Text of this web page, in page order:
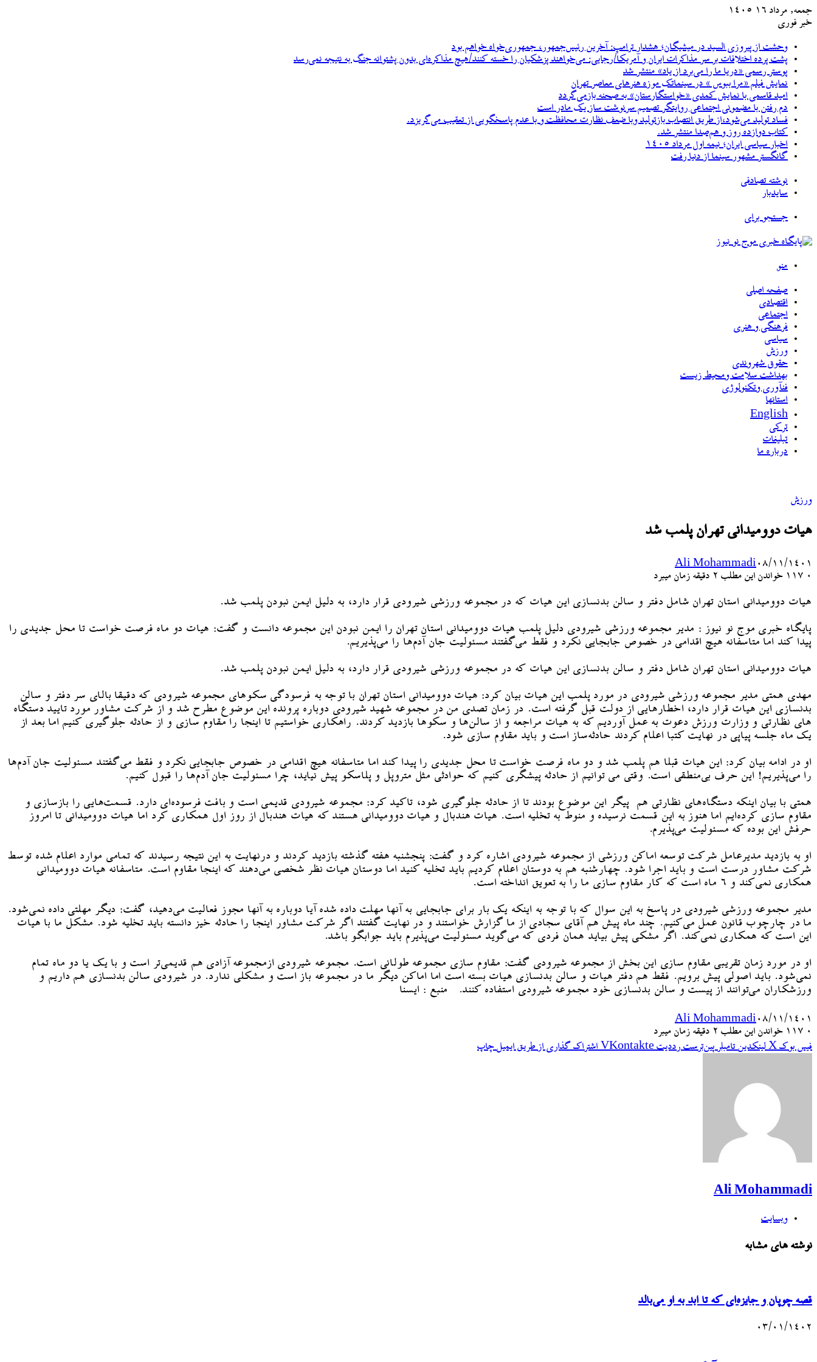
جمعه, مرداد ۱۶ ۱۴۰۵
خبر فوری
وحشت از پیروزی السید در میشیگان؛ هشدار ترامپ: آخرین رئیس‌جمهور، جمهوری‌خواه خواهم بود
پشت پرده اختلافات بر سر مذاکرات ایران و آمریکا/رجایی: می‌خواهند پزشکیان را خسته کنند/هیچ مذاکره‌ای بدون پشتوانه جنگ به نتیجه نمی‌رسد
پوستر رسمی «دریا ما را می‌برد از یاد» منتشر شد
نمایش فیلم «مرا ببوس » در سینماتک موزه هنرهای معاصر تهران
امید قاسمی با نمایش کمدی «خواستگارستان» به صحنه بازمی‌گردد
دم رفتن با مضمونی اجتماعی روایتگر تصمیم سرنوشت ساز یک مادر است
فساد تولید می‌شود،از طریق انتصاب بازتولید وبا ضعف نظارت محافظت و با عدم پاسخگویی از تعقیب می‌گریزد.
کتاب دوازده روز و هم‌صدا منتشر شد.
اخبار سیاسی ایران؛ نیمه اول مرداد ۱۴۰۵
گانگستر مشهور سینما از دنیا رفت
نوشته تصادفی
سایدبار
جستجو برای
منو
صفحه اصلی
اقتصادی
اجتماعی
فرهنگی و هنری
سیاسی
ورزش
حقوق شهروندی
بهداشت سلامت ومحیط زیست
فنآوری وتکنولوژی
استانها
English
ترکی
تبلیغات
درباره ما
ورزش
هیات دوومیدانی تهران پلمب شد
Ali Mohammadi۰۸/۱۱/۱۴۰۱
۰
خواندن این مطلب 2 دقیقه زمان میبرد
هیات دوومیدانی استان تهران شامل دفتر و سالن بدنسازی این هیات که در مجموعه ورزشی شیرودی قرار دارد، به دلیل ایمن نبودن پلمب شد.
پایگاه خبری موج نو نیوز : مدیر مجموعه ورزشی شیرودی دلیل پلمب هیات دوومیدانی استان تهران را ایمن نبودن این مجموعه دانست و گفت: هیات دو ماه فرصت خواست تا محل جدیدی را
پیدا کند اما متاسفانه هیچ اقدامی در خصوص جابجایی نکرد و فقط می‌گفتند مسئولیت جان آدم‌ها را می‌پذیریم.
هیات دوومیدانی استان تهران شامل دفتر و سالن بدنسازی این هیات که در مجموعه ورزشی شیرودی قرار دارد، به دلیل ایمن نبودن پلمب شد.
مهدی همتی مدیر مجموعه ورزشی شیرودی در مورد پلمب این هیات بیان کرد: هیات دوومیدانی استان تهران با توجه به فرسودگی سکوهای مجموعه شیرودی که دقیقا بالای سر دفتر و سالن
بدنسازی این هیات قرار دارد، اخطارهایی از دولت قبل گرفته است. در زمان تصدی من در مجموعه شهید شیرودی دوباره پرونده این موضوع مطرح شد و از شرکت مشاور مورد تایید دستگاه
های نظارتی و وزارت ورزش دعوت به عمل آوردیم که به هیات مراجعه و از سالن‌ها و سکوها بازدید کردند. راهکاری خواستیم تا اینجا را مقاوم سازی و از حادثه جلوگیری کنیم اما بعد از
یک ماه جلسه پیاپی در نهایت کتبا اعلام کردند حادثه‌ساز است و باید مقاوم سازی شود.
او در ادامه بیان کرد: این هیات قبلا هم پلمب شد و دو ماه فرصت خواست تا محل جدیدی را پیدا کند اما متاسفانه هیچ اقدامی در خصوص جابجایی نکرد و فقط می‌گفتند مسئولیت جان آدم‌ها
را می‌پذیریم! این حرف بی‌منطقی است. وقتی می توانیم از حادثه پیشگری کنیم که حوادثی مثل متروپل و پلاسکو پیش نیاید، چرا مسئولیت جان آدم‌ها را قبول کنیم.
همتی با بیان اینکه دستگاه‌های نظارتی هم پیگر این موضوع بودند تا از حادثه جلوگیری شود، تاکید کرد: مجموعه شیرودی قدیمی است و بافت فرسوده‌ای دارد. قسمت‌هایی را بازسازی و
مقاوم سازی کرده‌ایم اما هنوز به این قسمت نرسیده و منوط به تخلیه است. هیات هندبال و هیات دوومیدانی هستند که هیات هندبال از روز اول همکاری کرد اما هیات دوومیدانی تا امروز
حرفش این بوده که مسئولیت می‌پذیرم.
او به بازدید مدیرعامل شرکت توسعه اماکن ورزشی از مجموعه شیرودی اشاره کرد و گفت: پنجشنبه هفته گذشته بازدید کردند و درنهایت به این نتیجه رسیدند که تمامی موارد اعلام شده توسط
شرکت مشاور درست است و باید اجرا شود. چهارشنبه هم به دوستان اعلام کردیم باید تخلیه کنید اما دوستان هیات نظر شخصی می‌دهند که اینجا مقاوم است. متاسفانه هیات دوومیدانی
همکاری نمی‌کند و ۶ ماه است که کار مقاوم سازی ما را به تعویق انداخته است.
مدیر مجموعه ورزشی شیرودی در پاسخ به این سوال که با توجه به اینکه یک بار برای جابجایی به آنها مهلت داده شده آیا دوباره به آنها مجوز فعالیت می‌دهید، گفت: دیگر مهلتی داده نمی‌شود.
ما در چارچوب قانون عمل می‌کنیم. چند ماه پیش هم آقای سجادی از ما گزارش خواستند و در نهایت گفتند اگر شرکت مشاور اینجا را حادثه خیز دانسته باید تخلیه شود. مشکل ما با هیات
این است که همکاری نمی‌کند. اگر مشکی پیش بیاید همان فردی که می‌گوید مسئولیت می‌پذیرم باید جوابگو باشد.
او در مورد زمان تقریبی مقاوم سازی این بخش از مجموعه شیرودی گفت: مقاوم سازی مجموعه طولانی است. مجموعه شیرودی ازمجموعه آزادی هم قدیمی‌تر است و با یک یا دو ماه تمام
نمی‌شود. باید اصولی پیش برویم. فقط هم دفتر هیات و سالن بدنسازی هیات بسته است اما اماکن دیگر ما در مجموعه باز است و مشکلی ندارد. در شیرودی سالن بدنسازی هم داریم و
ورزشکاران می‌توانند از پیست و سالن بدنسازی خود مجموعه شیرودی استفاده کنند. منبع : ایسنا
Ali Mohammadi۰۸/۱۱/۱۴۰۱
۰
خواندن این مطلب 2 دقیقه زمان میبرد
فیس بوک X لینکدین ‫تامبلر ‫پین‌ترست ‫رددیت ‫VKontakte اشتراک گذاری از طریق ایمیل چاپ
Ali Mohammadi
وبسایت
نوشته های مشابه
قصه چوپان و جایزه‌ای که تا ابد به او می‌بالد
۰۳/۰۱/۱۴۰۲